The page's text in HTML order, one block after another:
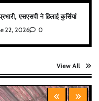
एसएसपी ने हिलाई कुर्सियां
22, 2026 0
View All